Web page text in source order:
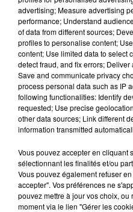
23 juillet 2026
INCENDIE MORTEL À
SON BÉBÉ ENTRE LA
Un homme s'est
aspergé sa compagne
d'un liquide inflammable.
advertising; Measure advertising
performance; Understand
of data from different sources;
profiles to personalise content;
content; Use limited data to select
detect fraud, and fix errors;
Save and communicate privacy
process personal data such as IP
following functionalities: Identify
requested; Use precise
other data sources; Link different
information transmitted
Vous pouvez accepter en cliquant
sélectionnant les finalités et/ou
Vous pouvez également refuser
accepter". Vos préférences ne
pouvez mettre à jour vos choix,
moment via le lien "Gérer les